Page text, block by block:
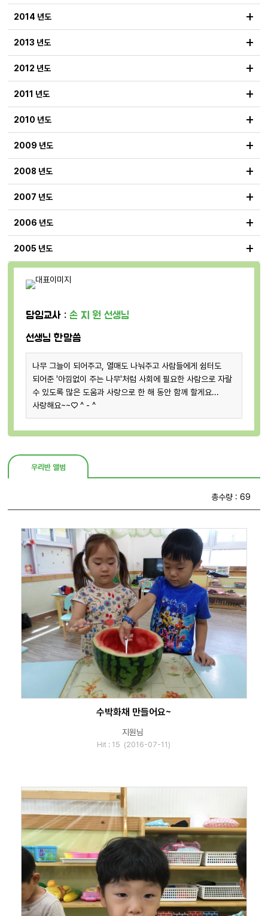
2014 년도 +
2013 년도 +
2012 년도 +
2011 년도 +
2010 년도 +
2009 년도 +
2008 년도 +
2007 년도 +
2006 년도 +
2005 년도 +
담임교사 :손 지 원 선생님
선생님 한말씀
나무 그늘이 되어주고, 열매도 나눠주고 사람들에게 쉼터도
되어준 '아낌없이 주는 나무'처럼 사회에 필요한 사람으로 자랄
수 있도록 많은 도움과 사랑으로 한 해 동안 함께 할게요...
사랑해요~~♡ ^ - ^
우리반 앨범
총수량 : 69
수박화채 만들어요~
지원님
Hit : 15 (2016-07-11)